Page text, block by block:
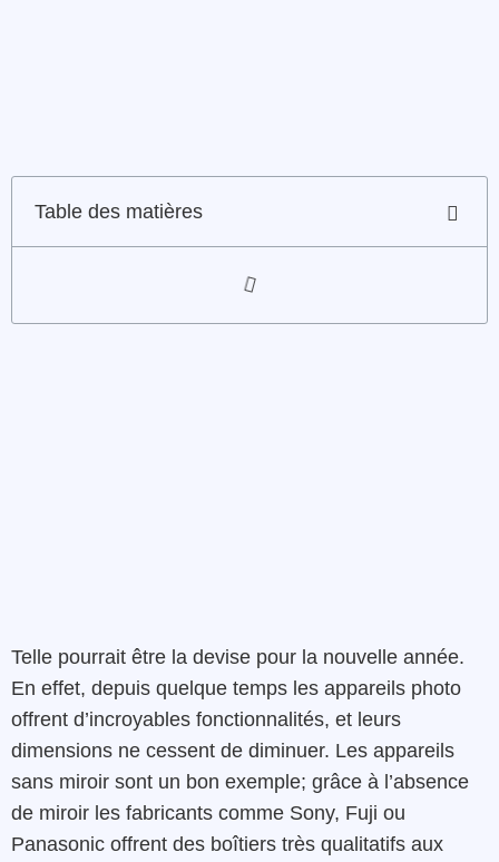
Table des matières
Telle pourrait être la devise pour la nouvelle année.
En effet, depuis quelque temps les appareils photo
offrent d’incroyables fonctionnalités, et leurs
dimensions ne cessent de diminuer. Les appareils
sans miroir sont un bon exemple; grâce à l’absence
de miroir les fabricants comme Sony, Fuji ou
Panasonic offrent des boîtiers très qualitatifs aux